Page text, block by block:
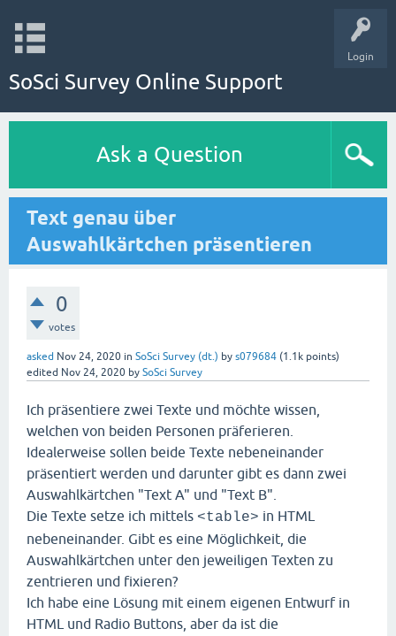
Login
SoSci Survey Online Support
Ask a Question
Text genau über
Auswahlkärtchen präsentieren
0
votes
asked Nov 24, 2020 in SoSci Survey (dt.) by s079684 (1.1k points)
edited Nov 24, 2020 by SoSci Survey
Ich präsentiere zwei Texte und möchte wissen,
welchen von beiden Personen präferieren.
Idealerweise sollen beide Texte nebeneinander
präsentiert werden und darunter gibt es dann zwei
Auswahlkärtchen "Text A" und "Text B".
Die Texte setze ich mittels <table> in HTML
nebeneinander. Gibt es eine Möglichkeit, die
Auswahlkärtchen unter den jeweiligen Texten zu
zentrieren und fixieren?
Ich habe eine Lösung mit einem eigenen Entwurf in
HTML und Radio Buttons, aber da ist die